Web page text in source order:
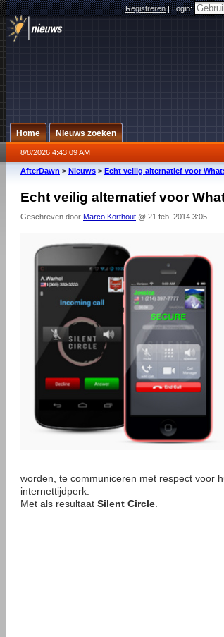
Registreren|Login:
Home Nieuws zoeken
8/8/2026 4:43:09 AM
AfterDawn > Nieuws > Echt veilig alternatief voor
Echt veilig alternatief voor
Geschreven door Marco Korthout @ 21 feb. 2014 3:05
worden, te communiceren met respect voor
internettijdperk.
Met als resultaat Silent Circle